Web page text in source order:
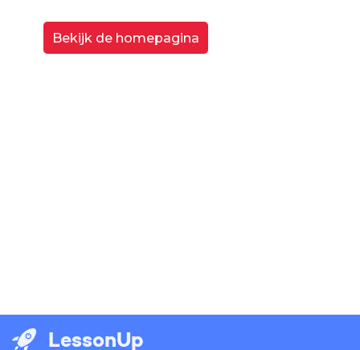
Bekijk de homepagina
LessonUp